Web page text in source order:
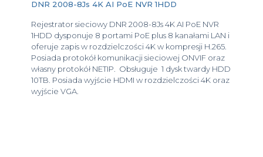
DNR 2008-8Js 4K AI PoE NVR 1HDD
Rejestrator sieciowy DNR 2008-8Js 4K AI PoE NVR
1HDD dysponuje 8 portami PoE plus 8 kanałami LAN i
oferuje zapis w rozdzielczości 4K w kompresji H.265.
Posiada protokół komunikacji sieciowej ONVIF oraz
własny protokół NETIP. Obsługuje 1 dysk twardy HDD
10TB. Posiada wyjście HDMI w rozdzielczości 4K oraz
wyjście VGA.